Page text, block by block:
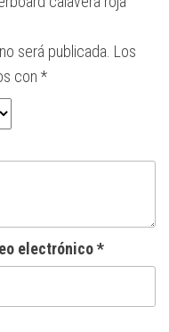
será publicada. Los
con *
electrónico*